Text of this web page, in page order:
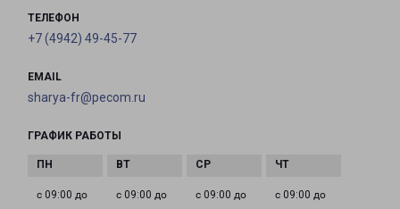
ТЕЛЕФОН
+7 (4942) 49-45-77
EMAIL
sharya-fr@pecom.ru
ГРАФИК РАБОТЫ
с 09:00 до
с 09:00 до
с 09:00 до
с 09:00 до